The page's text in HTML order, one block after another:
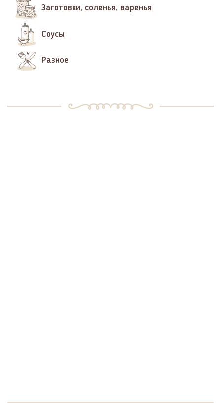
Заготовки, соленья, варенья
Соусы
Разное